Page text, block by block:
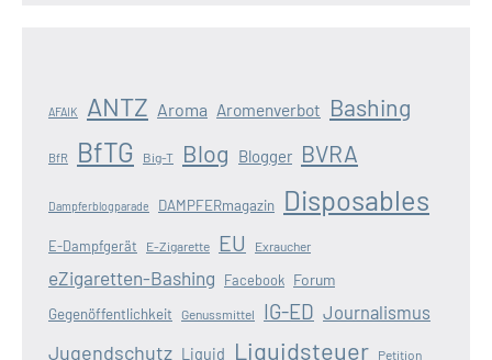
AFAIK ANTZ Aroma Aromenverbot Bashing
BfR BfTG Big-T Blog Blogger BVRA
Dampferblogparade DAMPFERmagazin Disposables
E-Dampfgerät E-Zigarette EU Exraucher
eZigaretten-Bashing Facebook Forum
Gegenöffentlichkeit Genussmittel IG-ED Journalismus
Jugendschutz Liquid Liquidsteuer Petition